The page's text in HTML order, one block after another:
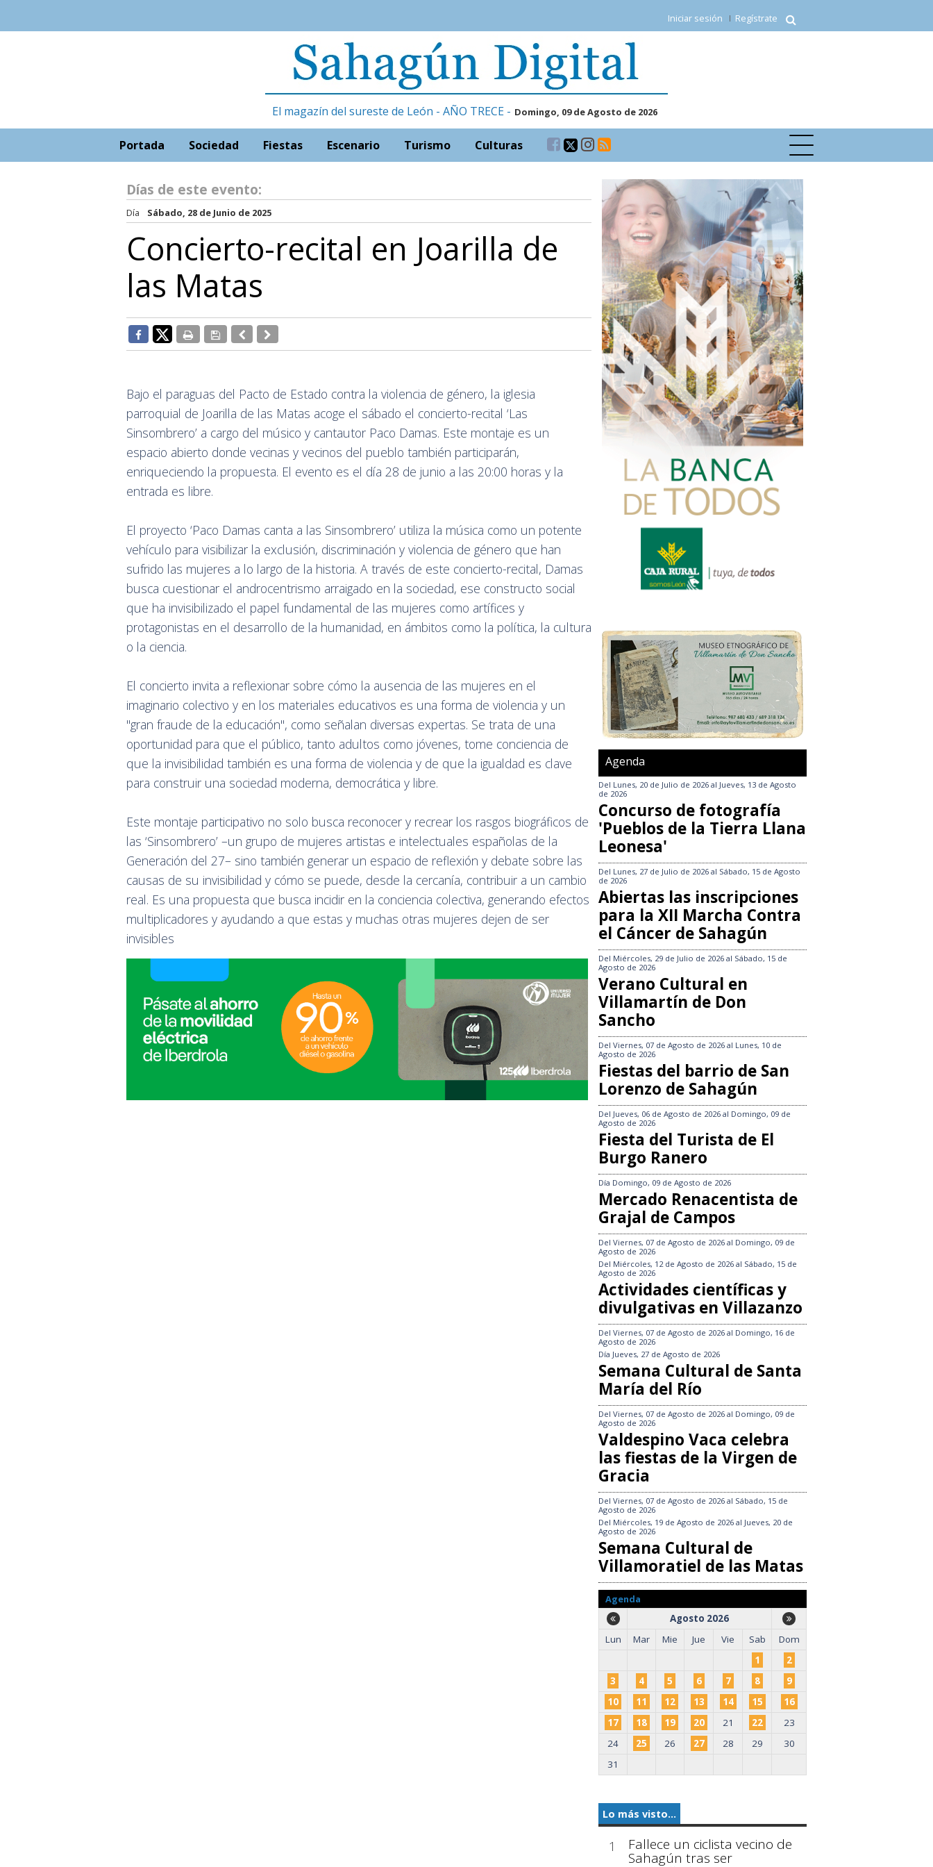
Iniciar sesión Regístrate
El magazín del sureste de León - AÑO TRECE - Domingo, 09 de Agosto de 2026
Portada Sociedad Fiestas Escenario Turismo Culturas
Días de este evento:
Día Sábado, 28 de Junio de 2025
Concierto-recital en Joarilla de
las Matas
Bajo el paraguas del Pacto de Estado contra la violencia de género, la iglesia
parroquial de Joarilla de las Matas acoge el sábado el concierto-recital ‘Las
Sinsombrero’ a cargo del músico y cantautor Paco Damas. Este montaje es un
espacio abierto donde vecinas y vecinos del pueblo también participarán,
enriqueciendo la propuesta. El evento es el día 28 de junio a las 20:00 horas y la
entrada es libre.
El proyecto ‘Paco Damas canta a las Sinsombrero’ utiliza la música como un potente
vehículo para visibilizar la exclusión, discriminación y violencia de género que han
sufrido las mujeres a lo largo de la historia. A través de este concierto-recital, Damas
busca cuestionar el androcentrismo arraigado en la sociedad, ese constructo social
que ha invisibilizado el papel fundamental de las mujeres como artífices y
protagonistas en el desarrollo de la humanidad, en ámbitos como la política, la cultura
o la ciencia.
El concierto invita a reflexionar sobre cómo la ausencia de las mujeres en el
imaginario colectivo y en los materiales educativos es una forma de violencia y un
"gran fraude de la educación", como señalan diversas expertas. Se trata de una
oportunidad para que el público, tanto adultos como jóvenes, tome conciencia de
que la invisibilidad también es una forma de violencia y de que la igualdad es clave
para construir una sociedad moderna, democrática y libre.
Este montaje participativo no solo busca reconocer y recrear los rasgos biográficos de
las ‘Sinsombrero’ –un grupo de mujeres artistas e intelectuales españolas de la
Generación del 27– sino también generar un espacio de reflexión y debate sobre las
causas de su invisibilidad y cómo se puede, desde la cercanía, contribuir a un cambio
real. Es una propuesta que busca incidir en la conciencia colectiva, generando efectos
multiplicadores y ayudando a que estas y muchas otras mujeres dejen de ser
invisibles
Agenda
Del Lunes, 20 de Julio de 2026 al Jueves, 13 de Agosto
de 2026
Concurso de fotografía
'Pueblos de la Tierra Llana
Leonesa'
Del Lunes, 27 de Julio de 2026 al Sábado, 15 de Agosto
de 2026
Abiertas las inscripciones
para la XII Marcha Contra
el Cáncer de Sahagún
Del Miércoles, 29 de Julio de 2026 al Sábado, 15 de
Agosto de 2026
Verano Cultural en
Villamartín de Don
Sancho
Del Viernes, 07 de Agosto de 2026 al Lunes, 10 de
Agosto de 2026
Fiestas del barrio de San
Lorenzo de Sahagún
Del Jueves, 06 de Agosto de 2026 al Domingo, 09 de
Agosto de 2026
Fiesta del Turista de El
Burgo Ranero
Día Domingo, 09 de Agosto de 2026
Mercado Renacentista de
Grajal de Campos
Del Viernes, 07 de Agosto de 2026 al Domingo, 09 de
Agosto de 2026
Del Miércoles, 12 de Agosto de 2026 al Sábado, 15 de
Agosto de 2026
Actividades científicas y
divulgativas en Villazanzo
Del Viernes, 07 de Agosto de 2026 al Domingo, 16 de
Agosto de 2026
Día Jueves, 27 de Agosto de 2026
Semana Cultural de Santa
María del Río
Del Viernes, 07 de Agosto de 2026 al Domingo, 09 de
Agosto de 2026
Valdespino Vaca celebra
las fiestas de la Virgen de
Gracia
Del Viernes, 07 de Agosto de 2026 al Sábado, 15 de
Agosto de 2026
Del Miércoles, 19 de Agosto de 2026 al Jueves, 20 de
Agosto de 2026
Semana Cultural de
Villamoratiel de las Matas
Agenda
Agosto 2026
Lun
Mar Mie Jue Vie Sab
Dom
1
2
3
4 5 6 7 8
9
10
11 12 13 14 15
16
17
18 19 20 21 22
23
24
25 26 27 28 29
30
31
Lo más visto...
1 Fallece un ciclista vecino de
Sahagún tras ser